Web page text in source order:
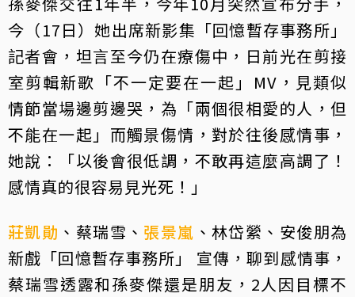
今（17日）她出席新影集「回憶暫存事務所」
記者會，坦言至今仍在療傷中，日前光在剪接
室剪輯新歌「不一定要在一起」MV，見類似
情節當場邊剪邊哭，為「兩個很相愛的人，但
不能在一起」而觸景傷情，對於往後感情事，
她說：「以後會很低調，不敢再這麼高調了！
感情真的很容易見光死！」
莊凱勛 、蔡瑞雪、 張景嵐 、林岱縈、安俊朋為
新戲「回憶暫存事務所」 宣傳，聊到感情事，
蔡瑞雪透露和孫麥傑還是朋友，2人因目標不